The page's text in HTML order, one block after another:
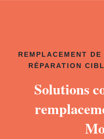
REMPLACEMENT
RÉPARATION
Solutions